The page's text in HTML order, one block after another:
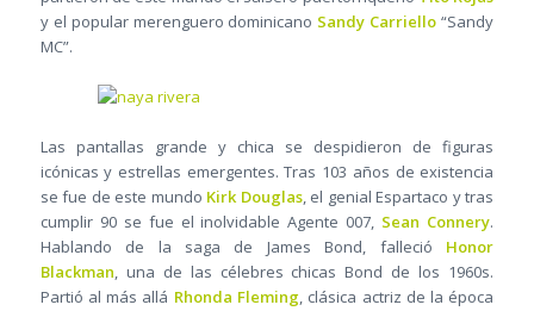
y el popular merenguero dominicano Sandy Carriello “Sandy
MC”.
Las pantallas grande y chica se despidieron de figuras
icónicas y estrellas emergentes. Tras 103 años de existencia
se fue de este mundo Kirk Douglas, el genial Espartaco y tras
cumplir 90 se fue el inolvidable Agente 007, Sean Connery.
Hablando de la saga de James Bond, falleció Honor
Blackman, una de las célebres chicas Bond de los 1960s.
Partió al más allá Rhonda Fleming, clásica actriz de la época